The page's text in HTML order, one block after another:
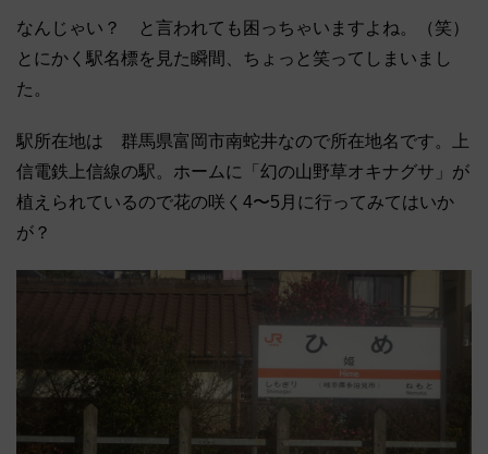
なんじゃい？ と言われても困っちゃいますよね。（笑）
とにかく駅名標を見た瞬間、ちょっと笑ってしまいまし
た。
駅所在地は 群馬県富岡市南蛇井なので所在地名です。上
信電鉄上信線の駅。ホームに「幻の山野草オキナグサ」が
植えられているので花の咲く4〜5月に行ってみてはいか
が？